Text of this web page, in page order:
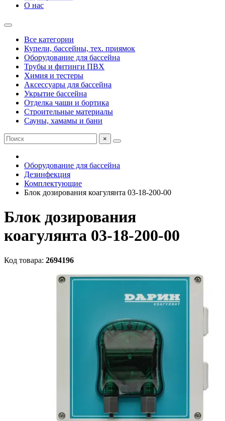
О нас
Все категории
Купели, бассейны, тех. приямок
Оборудование для бассейна
Трубы и фитинги ПВХ
Химия и тестеры
Аксессуары для бассейна
Укрытие бассейна
Отделка чаши и бортика
Строительные материалы
Сауны, хамамы и бани
×
Оборудование для бассейна
Дезинфекция
Комплектующие
Блок дозирования коагулянта 03-18-200-00
Блок дозирования
коагулянта 03-18-200-00
Код товара: 2694196